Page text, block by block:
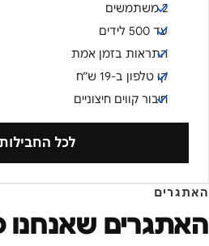
2 משתמשים
עד 500 לידים
התראות בזמן אמת
קו טלפון ב-19 ש״ח
חיבור קווים חיצוניים
לכל
האתגרים
האתגרים שאנחנו